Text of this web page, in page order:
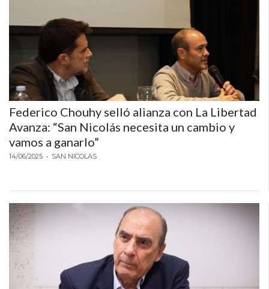
Federico Chouhy selló alianza con La Libertad
Avanza: “San Nicolás necesita un cambio y
vamos a ganarlo”
14/06/2025 • SAN NICOLAS